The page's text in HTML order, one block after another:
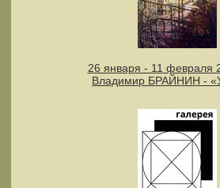
26 января - 11 февраля
Владимир БРАЙНИН -